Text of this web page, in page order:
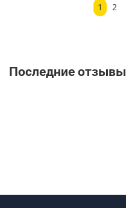
1 2
Последние отзывы